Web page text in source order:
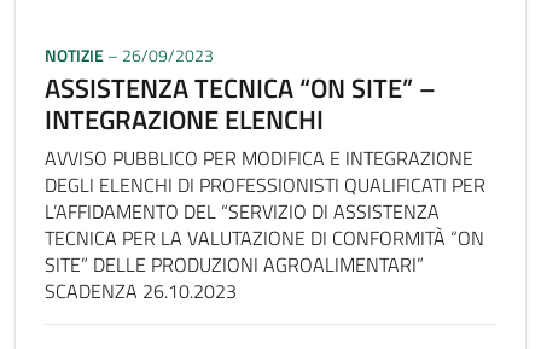
NOTIZIE– 26/09/2023
ASSISTENZA TECNICA “ON SITE” –
INTEGRAZIONE ELENCHI
AVVISO PUBBLICO PER MODIFICA E INTEGRAZIONE
DEGLI ELENCHI DI PROFESSIONISTI QUALIFICATI PER
L’AFFIDAMENTO DEL “SERVIZIO DI ASSISTENZA
TECNICA PER LA VALUTAZIONE DI CONFORMITÀ “ON
SITE” DELLE PRODUZIONI AGROALIMENTARI”
SCADENZA 26.10.2023